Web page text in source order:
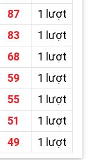
87
1 lượt
83
1 lượt
68
1 lượt
59
1 lượt
55
1 lượt
51
1 lượt
49 1 lượt